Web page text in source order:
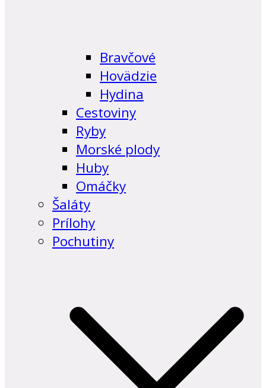
Bravčové
Hovädzie
Hydina
Cestoviny
Ryby
Morské plody
Huby
Omáčky
Šaláty
Prílohy
Pochutiny